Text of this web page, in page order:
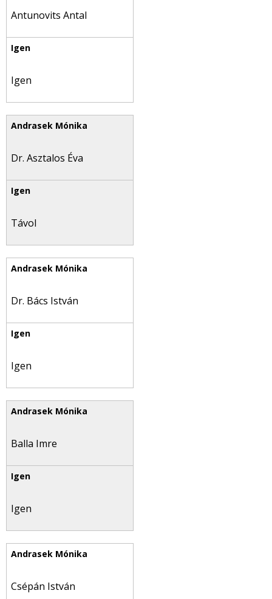
Antunovits Antal
Igen
Dr. Asztalos Éva
Távol
Dr. Bács István
Igen
Balla Imre
Igen
Csépán István